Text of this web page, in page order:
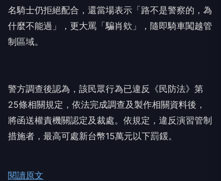
名騎士仍拒絕配合，還當場表示「路不是警察的，為
什麼不能過」，更大罵「騙肖欸」，隨即騎車闖越管
制區域。
警方調查後認為，該民眾行為已違反《民防法》第
25條相關規定，依法完成調查及製作相關資料後，
將函送權責機關認定及裁處。依規定，違反演習管制
措施者，最高可處新台幣15萬元以下罰鍰。
閱讀原文